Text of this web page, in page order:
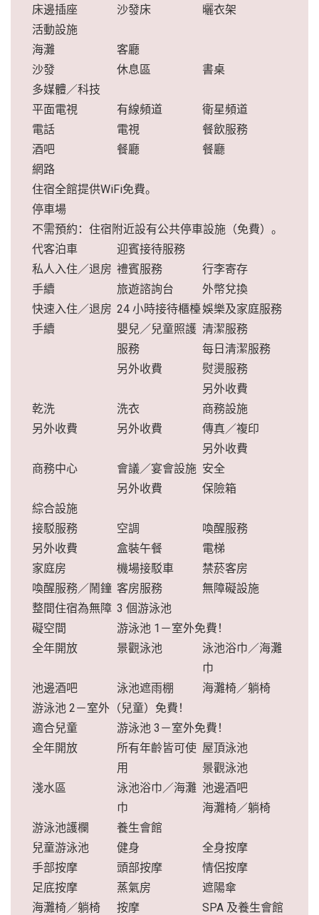
床邊插座 沙發床
曬衣架
活動設施
海灘
客廳
沙發
休息區
書桌
多媒體／科技
平面電視
有線頻道
衛星頻道
電話
電視
餐飲服務
酒吧
餐廳
餐廳
網路
住宿全館提供WiFi免費。
停車場
不需預約：住宿附近設有公共停車設施（免費）。
代客泊車
迎賓接待服務
私人入住／退房
手續
禮賓服務
行李寄存
旅遊諮詢台
外幣兌換
快速入住／退房
手續
24 小時接待櫃檯娛樂及家庭服務
嬰兒／兒童照護
服務
另外收費
清潔服務
每日清潔服務
熨燙服務
另外收費
乾洗
另外收費
洗衣
另外收費
商務設施
傳真／複印
另外收費
商務中心
會議／宴會設施
另外收費
安全
保險箱
綜合設施
接駁服務
另外收費
空調
喚醒服務
盒裝午餐
電梯
家庭房
機場接駁車
禁菸客房
喚醒服務／鬧鐘 客房服務
無障礙設施
整間住宿為無障
礙空間
3 個游泳池
游泳池 1－室外免費！
全年開放
景觀泳池
泳池浴巾／海灘
巾
池邊酒吧
泳池遮雨棚
海灘椅／躺椅
游泳池 2－室外（兒童）免費！
適合兒童
游泳池 3－室外免費！
全年開放
所有年齡皆可使
用
屋頂泳池
景觀泳池
淺水區
泳池浴巾／海灘
巾
池邊酒吧
海灘椅／躺椅
游泳池護欄
養生會館
兒童游泳池
健身
全身按摩
手部按摩
頭部按摩
情侶按摩
足底按摩
蒸氣房
遮陽傘
海灘椅／躺椅
按摩
SPA 及養生會館